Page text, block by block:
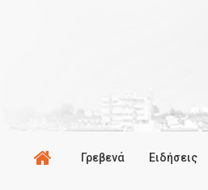
Γρεβενά Ειδήσεις